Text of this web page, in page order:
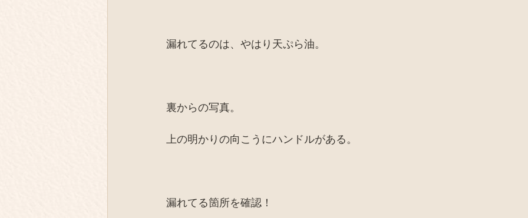
漏れてるのは、やはり天ぷら油。
裏からの写真。
上の明かりの向こうにハンドルがある。
漏れてる箇所を確認！